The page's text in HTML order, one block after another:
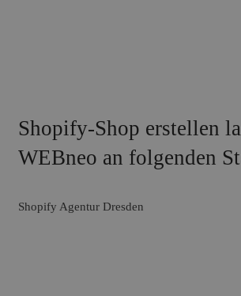
Shopify-Shop erstellen
WEBneo an folgenden
Shopify Agentur Dresden